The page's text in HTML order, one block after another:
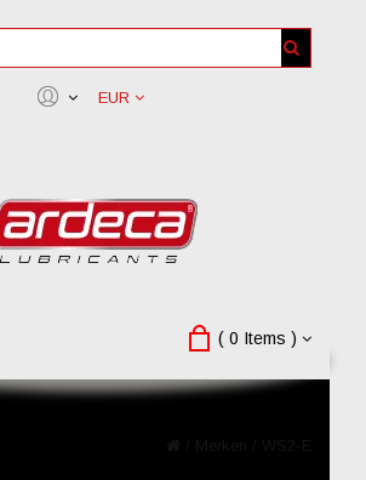
EUR
( 0 Items )